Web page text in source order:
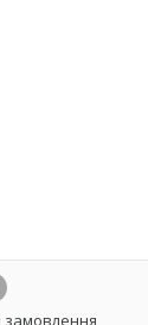
замовлення